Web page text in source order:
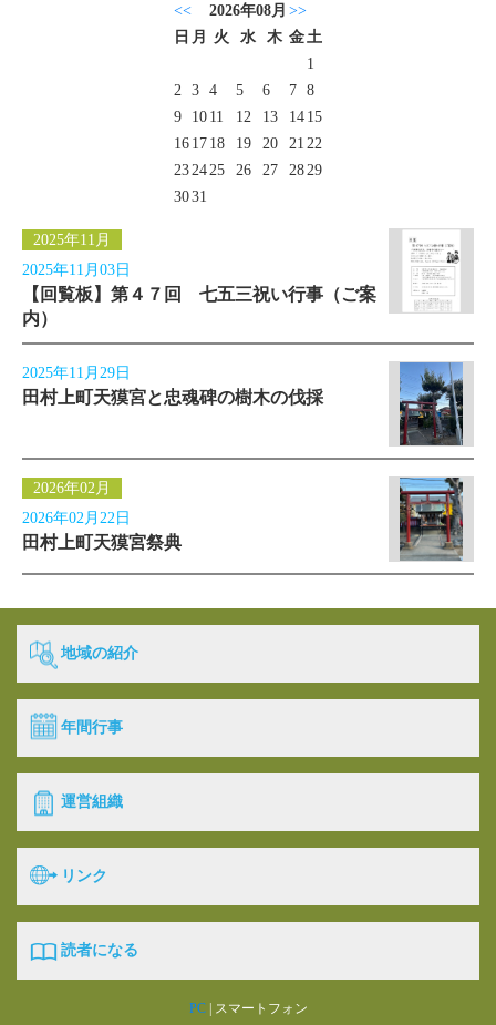
<< 2026年08月 >>
日 月 火 水 木 金土
1
2 3 4 5 6 7 8
9
10 11 12 13 14 15
16 17 18 19 20 21 22
232425 26 27 2829
3031
2025年11月
2025年11月03日
【回覧板】第４７回 七五三祝い行事（ご案
内）
2025年11月29日
田村上町天獏宮と忠魂碑の樹木の伐採
2026年02月
2026年02月22日
田村上町天獏宮祭典
地域の紹介
年間行事
運営組織
リンク
読者になる
PC | スマートフォン